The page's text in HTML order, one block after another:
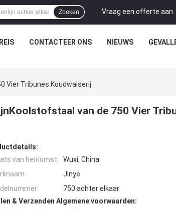
Vraag een offerte aan
Zoeken
CONTACTEER ONS NIEUWS
Vier Tribunes Koudwalserij
van de 750 Vier
van herkomst:
Wuxi, China
Jinye
750 achter elkaar
& Verzenden Algemene voorwaarden: